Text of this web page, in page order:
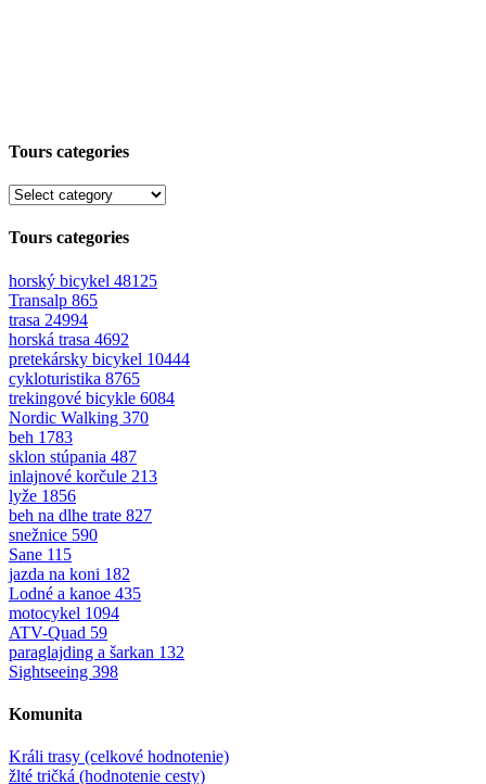
Tours categories
Tours categories
horský bicykel 48125
Transalp 865
trasa 24994
horská trasa 4692
pretekársky bicykel 10444
cykloturistika 8765
trekingové bicykle 6084
Nordic Walking 370
beh 1783
sklon stúpania 487
inlajnové korčule 213
lyže 1856
beh na dlhe trate 827
snežnice 590
Sane 115
jazda na koni 182
Lodné a kanoe 435
motocykel 1094
ATV-Quad 59
paraglajding a šarkan 132
Sightseeing 398
Komunita
Králi trasy (celkové hodnotenie)
žlté tričká (hodnotenie cesty)